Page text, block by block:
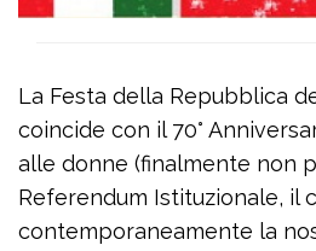
La Festa della Repubblica
coincide con il 70°
alle donne (finalmente non
Referendum Istituzionale, il
contemporaneamente la